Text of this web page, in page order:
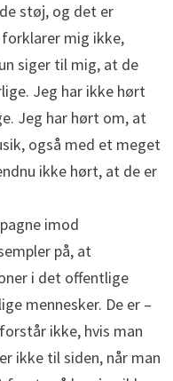
støj, og det er
mig ikke,
siger til mig, at de
Jeg har ikke hørt
Jeg har hørt om, at
også med et meget
ikke hørt, at de er
imod
på, at
i det offentlige
mennesker. De er –
ikke, hvis man
ikke til siden, når man